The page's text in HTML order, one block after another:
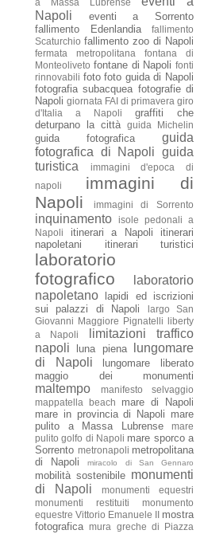
Napoli
eventi a Sorrento
fallimento Edenlandia
fallimento
Scaturchio fallimento zoo di Napoli
fermata metropolitana
fontana di
Monteoliveto fontane di Napoli fonti
rinnovabili foto foto guida di Napoli
fotografia subacquea fotografie di
Napoli giornata FAI di primavera giro
d'Italia a Napoli
graffiti che
deturpano la città
guida Michelin
guida fotografica
guida
fotografica di Napoli guida
turistica
immagini d'epoca di
napoli
immagini di
Napoli
immagini di Sorrento
inquinamento
isole pedonali a
Napoli
itinerari a Napoli
itinerari
napoletani
itinerari turistici
laboratorio
fotografico
laboratorio
napoletano
lapidi ed iscrizioni
sui palazzi di Napoli
largo San
Giovanni Maggiore Pignatelli liberty
a Napoli
limitazioni traffico
napoli
luna piena
lungomare
di Napoli
lungomare liberato
maggio dei monumenti
maltempo
manifesto selvaggio
mappatella beach
mare di Napoli
mare in provincia di Napoli mare
pulito a Massa Lubrense
mare
pulito golfo di Napoli mare sporco a
Sorrento metronapoli metropolitana
di Napoli
miracolo di San Gennaro
mobilità sostenibile monumenti
di Napoli
monumenti equestri
monumenti restituiti
monumento
equestre Vittorio Emanuele II mostra
fotografica mura greche di Piazza